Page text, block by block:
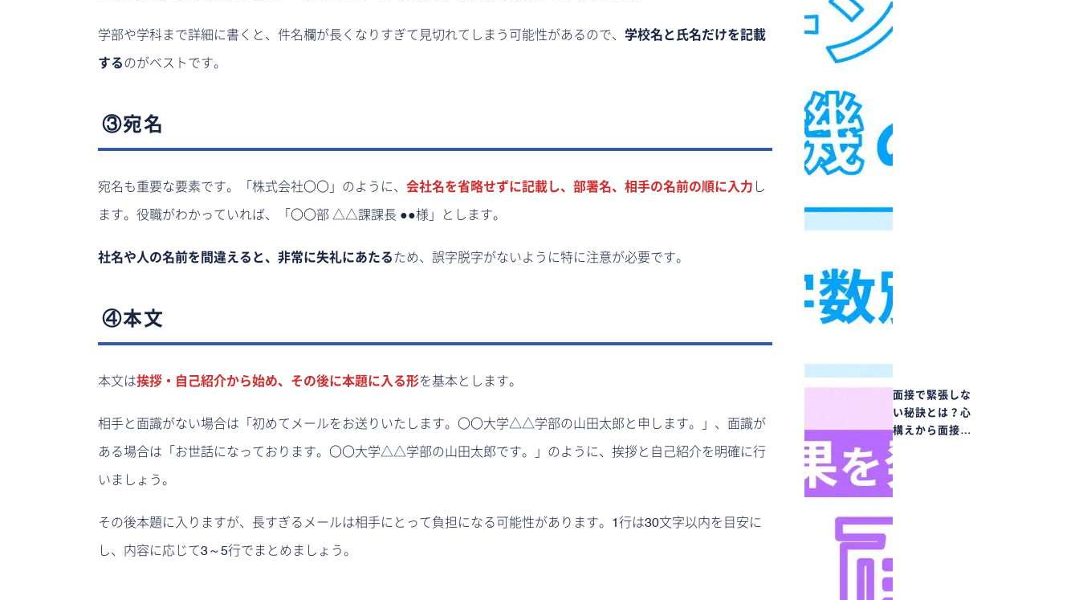
学部や学科まで詳細に書くと、件名欄が長くなりすぎて見切れてしまう可能性があるので、 学校名と氏名だけを記載
するのがベストです。
③宛名
宛名も重要な要素です。「株式会社〇〇」のように、 会社名を省略せずに記載し、部署名、相手の名前の順に入力 し
ます。役職がわかっていれば、「〇〇部 △△課課長 ●●様」とします。
社名や人の名前を間違えると、非常に失礼にあたるため、誤字脱字がないように特に注意が必要です。
④本文
本文は挨拶・自己紹介から始め、その後に本題に入る形を基本とします。
相手と面識がない場合は「初めてメールをお送りいたします。〇〇大学△△学部の山田太郎と申します。」、面識が
ある場合は「お世話になっております。〇〇大学△△学部の山田太郎です。」のように、挨拶と自己紹介を明確に行
いましょう。
その後本題に入りますが、長すぎるメールは相手にとって負担になる可能性があります。1行は30文字以内を目安に
し、内容に応じて3～5行でまとめましょう。
面接で緊張しな
い秘訣とは？心
構えから面接…